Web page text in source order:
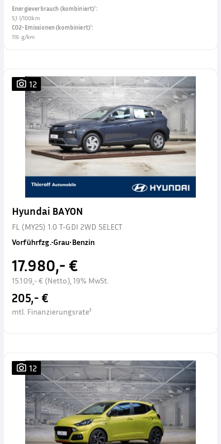
Energieverbrauch (kombiniert)¹:
5,1 l/100km
CO2-Emissionen (kombiniert)¹:
116 g/km
12
Hyundai BAYON
FL (MY25) 1.0 T-GDI 2WD SELECT
Vorführfzg.•Grau•Benzin
17.980,- €
15.109,- € (Netto), 19% MwSt.
205,- €
mtl. Finanzierungsrate²
12